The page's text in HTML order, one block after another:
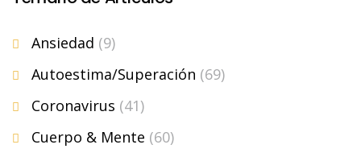
Ansiedad (9)
Autoestima/Superación (69)
Coronavirus (41)
Cuerpo & Mente (60)